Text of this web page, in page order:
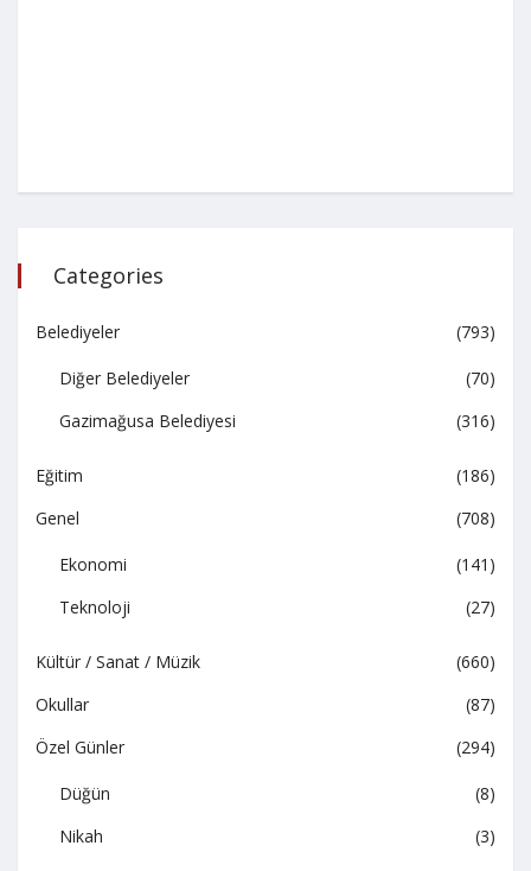
Categories
Belediyeler (793)
Diğer Belediyeler
(70)
Gazimağusa Belediyesi
(316)
Eğitim
(186)
Genel
(708)
Ekonomi
(141)
Teknoloji
(27)
Kültür / Sanat / Müzik
(660)
Okullar
(87)
Özel Günler
(294)
Düğün
(8)
Nikah
(3)